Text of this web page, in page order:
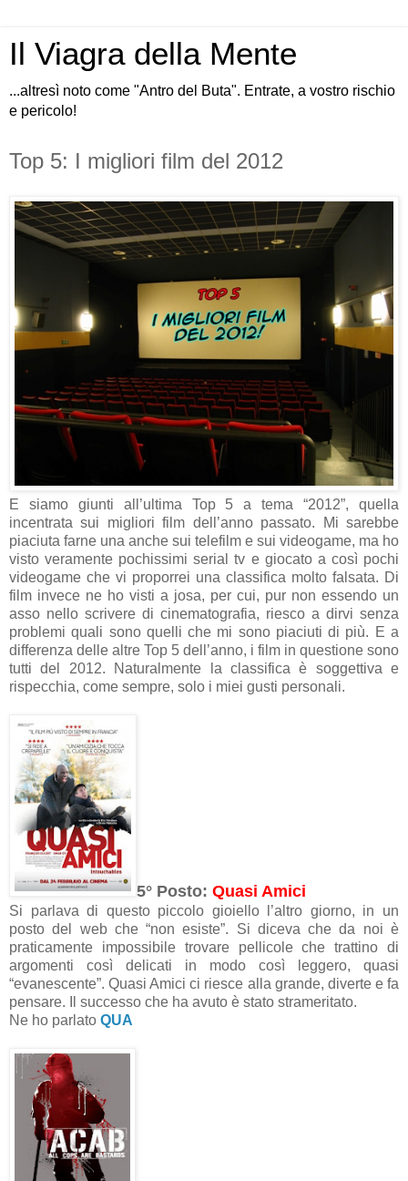
Il Viagra della Mente
...altresì noto come "Antro del Buta". Entrate, a vostro rischio
e pericolo!
Top 5: I migliori film del 2012
E siamo giunti all’ultima Top 5 a tema “2012”, quella
incentrata sui migliori film dell’anno passato. Mi sarebbe
piaciuta farne una anche sui telefilm e sui videogame, ma ho
visto veramente pochissimi serial tv e giocato a così pochi
videogame che vi proporrei una classifica molto falsata. Di
film invece ne ho visti a josa, per cui, pur non essendo un
asso nello scrivere di cinematografia, riesco a dirvi senza
problemi quali sono quelli che mi sono piaciuti di più. E a
differenza delle altre Top 5 dell’anno, i film in questione sono
tutti del 2012. Naturalmente la classifica è soggettiva e
rispecchia, come sempre, solo i miei gusti personali.
5° Posto: Quasi Amici
Si parlava di questo piccolo gioiello l’altro giorno, in un
posto del web che “non esiste”. Si diceva che da noi è
praticamente impossibile trovare pellicole che trattino di
argomenti così delicati in modo così leggero, quasi
“evanescente”. Quasi Amici ci riesce alla grande, diverte e fa
pensare. Il successo che ha avuto è stato strameritato.
Ne ho parlato QUA